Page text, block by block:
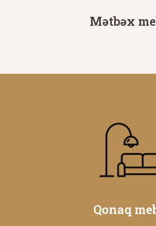
Mətbəx
Qonaq